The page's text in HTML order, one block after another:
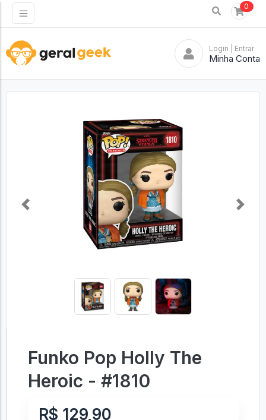
0
Login | Entrar
Minha Conta
Previous Next
Funko Pop Holly The
Heroic - #1810
R$ 129,90